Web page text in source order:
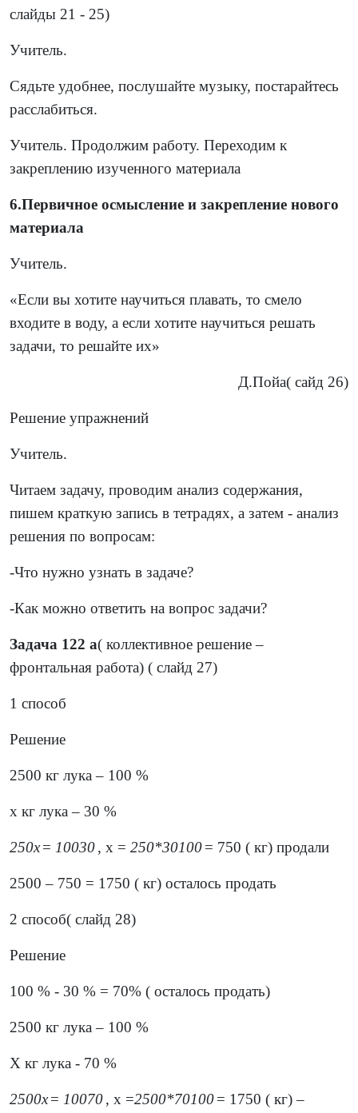
слайды 21 - 25)
Учитель.
Сядьте удобнее, послушайте музыку, постарайтесь
расслабиться.
Учитель. Продолжим работу. Переходим к
закреплению изученного материала
6.Первичное осмысление и закрепление нового
материала
Учитель.
«Если вы хотите научиться плавать, то смело
входите в воду, а если хотите научиться решать
задачи, то решайте их»
Д.Пойа( сайд 26)
Решение упражнений
Учитель.
Читаем задачу, проводим анализ содержания,
пишем краткую запись в тетрадях, а затем - анализ
решения по вопросам:
-Что нужно узнать в задаче?
-Как можно ответить на вопрос задачи?
Задача 122 а( коллективное решение –
фронтальная работа) ( слайд 27)
1 способ
Решение
2500 кг лука – 100 %
х кг лука – 30 %
250х= 10030, х = 250*30100= 750 ( кг) продали
2500 – 750 = 1750 ( кг) осталось продать
2 способ( слайд 28)
Решение
100 % - 30 % = 70% ( осталось продать)
2500 кг лука – 100 %
Х кг лука - 70 %
2500х= 10070, х =2500*70100= 1750 ( кг) –